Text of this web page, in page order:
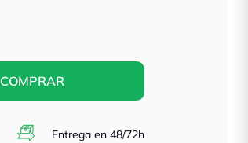
COMPRAR
Entrega en 48/72h